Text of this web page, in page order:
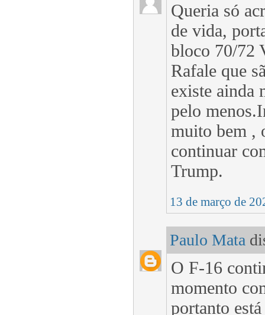
Queria só
de vida,
bloco 70/72
Rafale que
existe ainda
pelo
muito bem ,
continuar
Trump.
13 de março de
Paulo Mata
O F-16
momento
portanto